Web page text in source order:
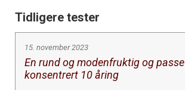
Tidligere tester
15. november 2023
En rund og modenfruktig og passe
konsentrert 10 åring